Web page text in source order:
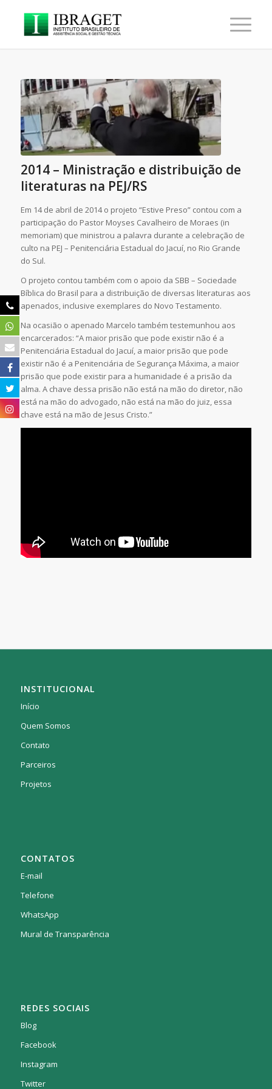
2014 – Ministração e distribuição de
literaturas na PEJ/RS
Em 14 de abril de 2014 o projeto “Estive Preso” contou com a
participação do Pastor Moyses Cavalheiro de Moraes (in
memoriam) que ministrou a palavra durante a celebração de
culto na PEJ – Penitenciária Estadual do Jacuí, no Rio Grande
do Sul.
O projeto contou também com o apoio da SBB – Sociedade
Bíblica do Brasil para a distribuição de diversas literaturas aos
apenados, inclusive exemplares do Novo Testamento.
Na ocasião o apenado Marcelo também testemunhou aos
encarcerados: “A maior prisão que pode existir não é a
Penitenciária Estadual do Jacuí, a maior prisão que pode
existir não é a Penitenciária de Segurança Máxima, a maior
prisão que pode existir para a humanidade é a prisão da
alma. A chave dessa prisão não está na mão do diretor, não
está na mão do advogado, não está na mão do juiz, essa
chave está na mão de Jesus Cristo.”
INSTITUCIONAL
Início
Quem Somos
Contato
Parceiros
Projetos
CONTATOS
E-mail
Telefone
WhatsApp
Mural de Transparência
REDES SOCIAIS
Blog
Facebook
Instagram
Twitter